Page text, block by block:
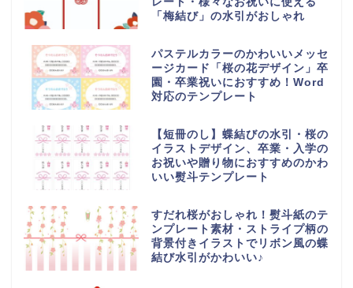
「梅結び」の水引がおしゃれ
パステルカラーのかわいいメッセ
ージカード「桜の花デザイン」卒
園・卒業祝いにおすすめ！Word
対応のテンプレート
【短冊のし】蝶結びの水引・桜の
イラストデザイン、卒業・入学の
お祝いや贈り物におすすめのかわ
いい熨斗テンプレート
すだれ桜がおしゃれ！熨斗紙のテ
ンプレート素材・ストライプ柄の
背景付きイラストでリボン風の蝶
結び水引がかわいい♪